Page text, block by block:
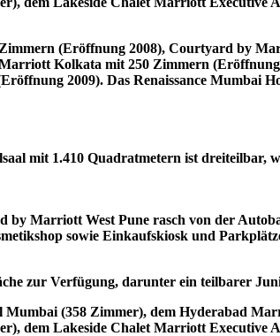
(Eröffnung 2008), Courtyard by
Kolkata mit 250 Zimmern
2009). Das Renaissance Mumbai
mit 1.410 Quadratmetern ist dreiteilbar,
Marriott West Pune rasch von der
sowie Einkaufskiosk und
zur Verfügung, darunter ein teilbarer
(358 Zimmer), dem Hyderabad
dem Lakeside Chalet Marriott